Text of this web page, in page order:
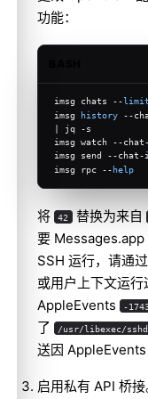
功能：
imsg chats --limit
imsg
history --
| jq -s
imsg watch --
imsg send --
imsg rpc --help
将 42 替换为来自
要 Messages.app
SSH 运行，请通
或用户上下文运
AppleEvents
-
了
/usr/libexec/
送因
启用私有 API 桥